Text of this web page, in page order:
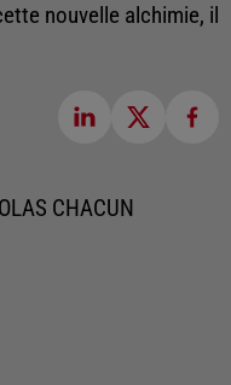
nouvelle alchimie, il
CHACUN